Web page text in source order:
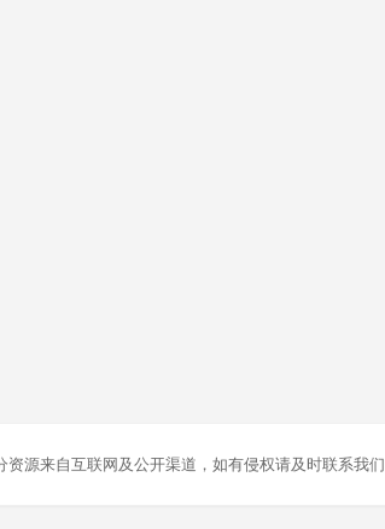
资源来自互联网及公开渠道，如有侵权请及时联系我们